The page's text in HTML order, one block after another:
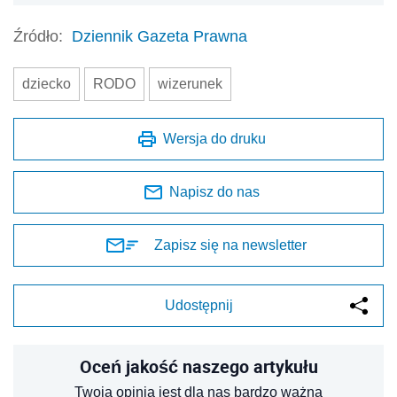
Źródło: Dziennik Gazeta Prawna
dziecko RODO wizerunek
Wersja do druku
Napisz do nas
Zapisz się na newsletter
Udostępnij
Oceń jakość naszego artykułu
Twoja opinia jest dla nas bardzo ważna